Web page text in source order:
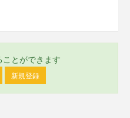
とができます
新規登録